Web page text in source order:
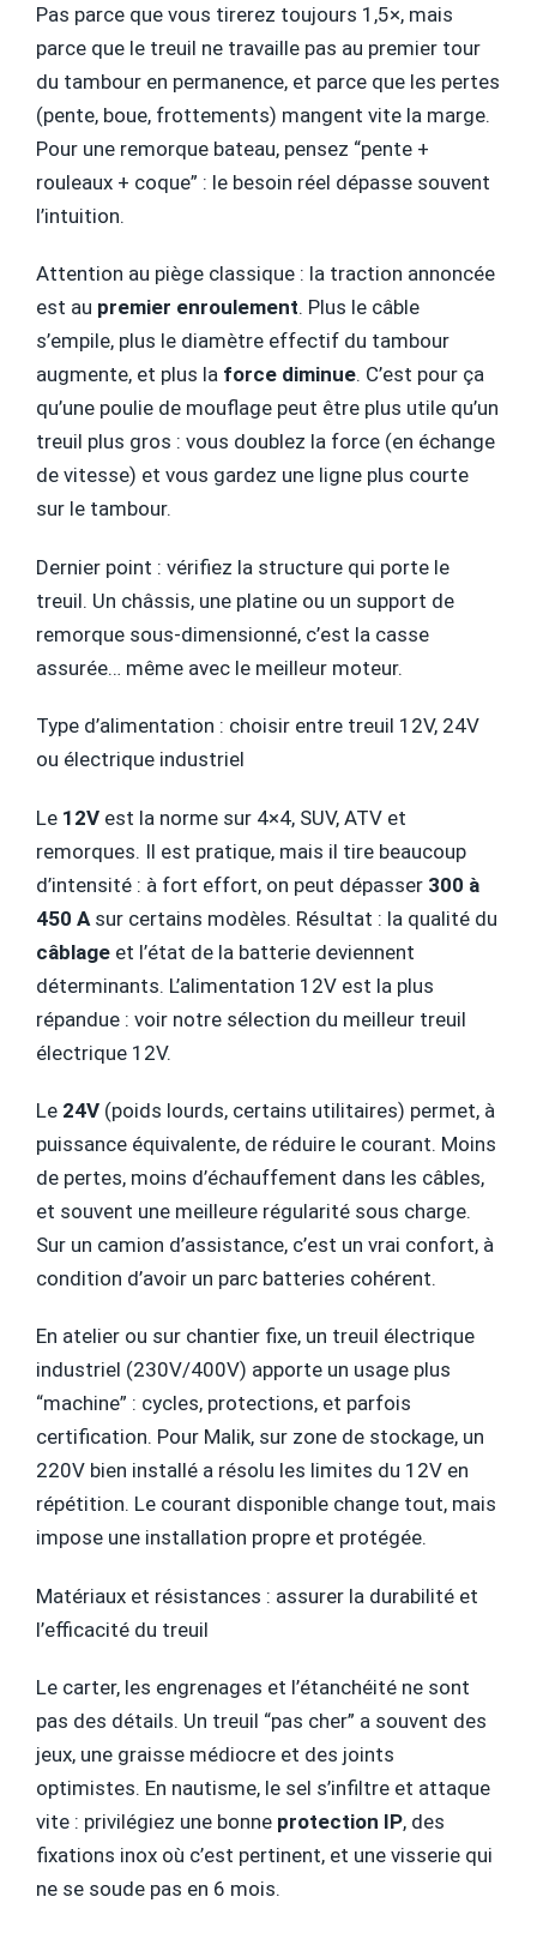
Pas parce que vous tirerez toujours 1,5×, mais
parce que le treuil ne travaille pas au premier tour
du tambour en permanence, et parce que les pertes
(pente, boue, frottements) mangent vite la marge.
Pour une remorque bateau, pensez “pente +
rouleaux + coque” : le besoin réel dépasse souvent
l’intuition.
Attention au piège classique : la traction annoncée
est au premier enroulement. Plus le câble
s’empile, plus le diamètre effectif du tambour
augmente, et plus la force diminue. C’est pour ça
qu’une poulie de mouflage peut être plus utile qu’un
treuil plus gros : vous doublez la force (en échange
de vitesse) et vous gardez une ligne plus courte
sur le tambour.
Dernier point : vérifiez la structure qui porte le
treuil. Un châssis, une platine ou un support de
remorque sous-dimensionné, c’est la casse
assurée… même avec le meilleur moteur.
Type d’alimentation : choisir entre treuil 12V, 24V
ou électrique industriel
Le 12V est la norme sur 4×4, SUV, ATV et
remorques. Il est pratique, mais il tire beaucoup
d’intensité : à fort effort, on peut dépasser 300 à
450 A sur certains modèles. Résultat : la qualité du
câblage et l’état de la batterie deviennent
déterminants. L’alimentation 12V est la plus
répandue : voir notre sélection du meilleur treuil
électrique 12V.
Le 24V (poids lourds, certains utilitaires) permet, à
puissance équivalente, de réduire le courant. Moins
de pertes, moins d’échauffement dans les câbles,
et souvent une meilleure régularité sous charge.
Sur un camion d’assistance, c’est un vrai confort, à
condition d’avoir un parc batteries cohérent.
En atelier ou sur chantier fixe, un treuil électrique
industriel (230V/400V) apporte un usage plus
“machine” : cycles, protections, et parfois
certification. Pour Malik, sur zone de stockage, un
220V bien installé a résolu les limites du 12V en
répétition. Le courant disponible change tout, mais
impose une installation propre et protégée.
Matériaux et résistances : assurer la durabilité et
l’efficacité du treuil
Le carter, les engrenages et l’étanchéité ne sont
pas des détails. Un treuil “pas cher” a souvent des
jeux, une graisse médiocre et des joints
optimistes. En nautisme, le sel s’infiltre et attaque
vite : privilégiez une bonne protection IP, des
fixations inox où c’est pertinent, et une visserie qui
ne se soude pas en 6 mois.